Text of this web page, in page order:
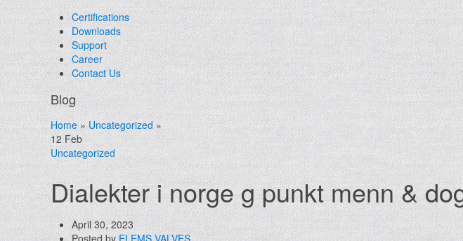
Certifications
Downloads
Support
Career
Contact Us
Blog
Home»Uncategorized »
12 Feb
Uncategorized
Dialekter i norge g punkt menn &
April 30, 2023
Posted by ELEMS VALVES